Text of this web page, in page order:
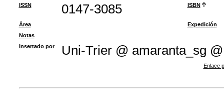
ISSN
0147-3085 ISBN
Área
Expedición
Notas
Insertado por
Uni-Trier @ amaranta_sg @
Enlace